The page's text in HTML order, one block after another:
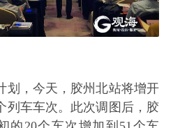
划，今天，胶州北站将增开
列车车次。此次调图后，胶